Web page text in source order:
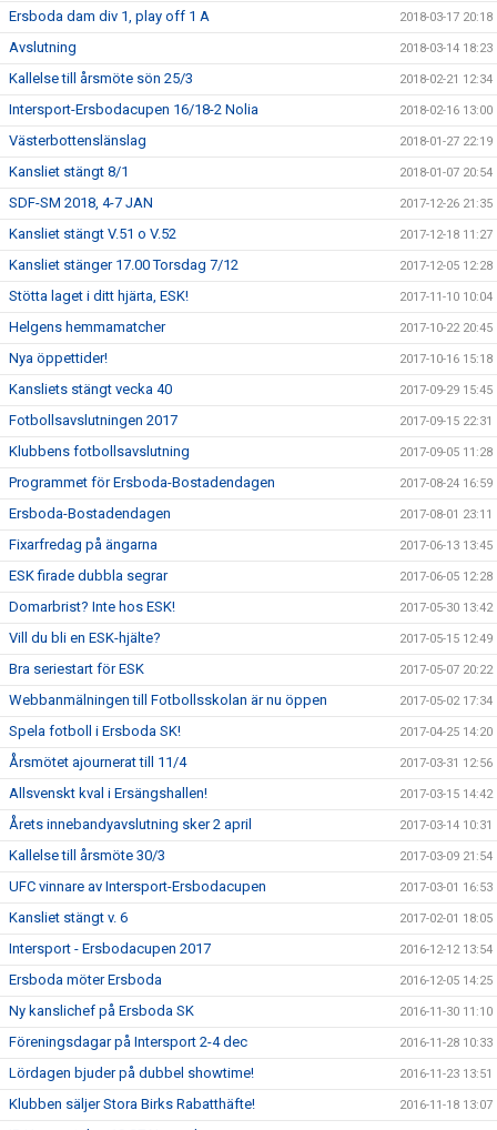
Ersboda dam div 1, play off 1 A 2018-03-17 20:18
Avslutning 2018-03-14 18:23
Kallelse till årsmöte sön 25/3 2018-02-21 12:34
Intersport-Ersbodacupen 16/18-2 Nolia 2018-02-16 13:00
Västerbottenslänslag 2018-01-27 22:19
Kansliet stängt 8/1 2018-01-07 20:54
SDF-SM 2018, 4-7 JAN 2017-12-26 21:35
Kansliet stängt V.51 o V.52 2017-12-18 11:27
Kansliet stänger 17.00 Torsdag 7/12 2017-12-05 12:28
Stötta laget i ditt hjärta, ESK! 2017-11-10 10:04
Helgens hemmamatcher 2017-10-22 20:45
Nya öppettider! 2017-10-16 15:18
Kansliets stängt vecka 40 2017-09-29 15:45
Fotbollsavslutningen 2017 2017-09-15 22:31
Klubbens fotbollsavslutning 2017-09-05 11:28
Programmet för Ersboda-Bostadendagen 2017-08-24 16:59
Ersboda-Bostadendagen 2017-08-01 23:11
Fixarfredag på ängarna 2017-06-13 13:45
ESK firade dubbla segrar 2017-06-05 12:28
Domarbrist? Inte hos ESK! 2017-05-30 13:42
Vill du bli en ESK-hjälte? 2017-05-15 12:49
Bra seriestart för ESK 2017-05-07 20:22
Webbanmälningen till Fotbollsskolan är nu öppen 2017-05-02 17:34
Spela fotboll i Ersboda SK! 2017-04-25 14:20
Årsmötet ajournerat till 11/4 2017-03-31 12:56
Allsvenskt kval i Ersängshallen! 2017-03-15 14:42
Årets innebandyavslutning sker 2 april 2017-03-14 10:31
Kallelse till årsmöte 30/3 2017-03-09 21:54
UFC vinnare av Intersport-Ersbodacupen 2017-03-01 16:53
Kansliet stängt v. 6 2017-02-01 18:05
Intersport - Ersbodacupen 2017 2016-12-12 13:54
Ersboda möter Ersboda 2016-12-05 14:25
Ny kanslichef på Ersboda SK 2016-11-30 11:10
Föreningsdagar på Intersport 2-4 dec 2016-11-28 10:33
Lördagen bjuder på dubbel showtime! 2016-11-23 13:51
Klubben säljer Stora Birks Rabatthäfte! 2016-11-18 13:07